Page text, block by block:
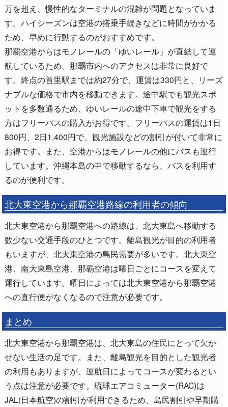
万を超え、慢性的なターミナルの混雑が問題となっていま
す。ハイシーズンは空港の搭乗手続きなどに時間がかかる
ため、早めに行動するのがおすすめです。
那覇空港からはモノレールの「ゆいレール」が直結して運
航しているため、那覇市内へのアクセスは非常に良好で
す。終点の首里駅までは約27分で、運賃は330円と、リーズ
ナブルな価格で市内を移動できます。途中駅でも観光スポ
ットを多数通るため、ゆいレールの途中下車で観光をする
方はフリーパスの購入がお得です。フリーパスの運賃は1日
800円、2日1,400円で、観光施設などの割引が付いて非常に
お得です。また、空港からはモノレールの他にバスも運行
しています。沖縄本島の中で移動するなら、バスを利用す
るのが便利です。
北大東空港から那覇空港路線の利用者の傾向
北大東空港から那覇空港への路線は、北大東島へ移動する
数少ない交通手段のひとつです。離島観光が目的の利用者
もいますが、北大東空港の島民需要が多いです。北大東空
港、南大東島空港、那覇空港は曜日ごとにコースを変えて
運行しています。曜日によっては北大東空港から那覇空港
への直行便がなくなるので注意が必要です。
まとめ
北大東空港から那覇空港は、北大東島の住民にとって欠か
せない生活の足です。また、離島観光を目的とした観光者
の利用もありますが、運航日によってコースが変わるとい
う点は注意が必要です。琉球エアコミューター(RAC)は
JAL(日本航空)の割引が利用できるため、島民割引や早期購